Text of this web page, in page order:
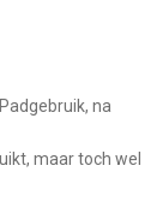
na
maar toch wel